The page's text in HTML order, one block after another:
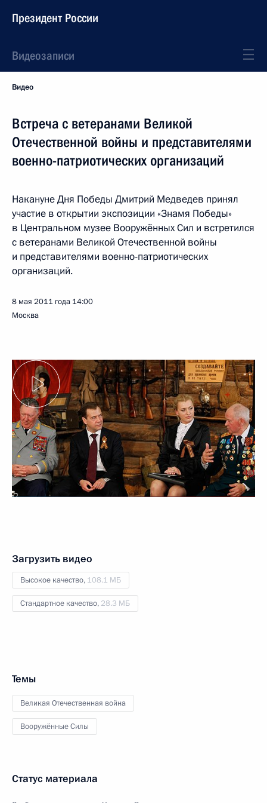
Президент России
Видеозаписи
Видео
Встреча с ветеранами Великой
Отечественной войны и представителями
военно-патриотических организаций
Накануне Дня Победы Дмитрий Медведев принял
участие в открытии экспозиции «Знамя Победы»
в Центральном музее Вооружённых Сил и встретился
с ветеранами Великой Отечественной войны
и представителями военно-патриотических
организаций.
8 мая 2011 года 14:00
Москва
Загрузить видео
Высокое качество, 108.1 МБ
Стандартное качество, 28.3 МБ
Темы
Великая Отечественная война
Вооружённые Силы
Статус материала